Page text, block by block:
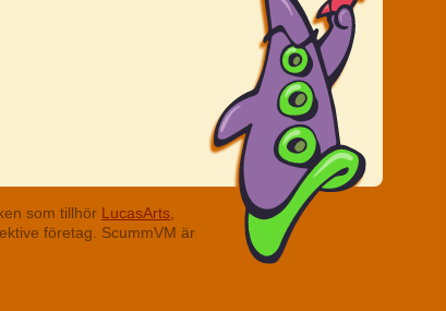
som tillhör LucasArts,
företag. ScummVM är